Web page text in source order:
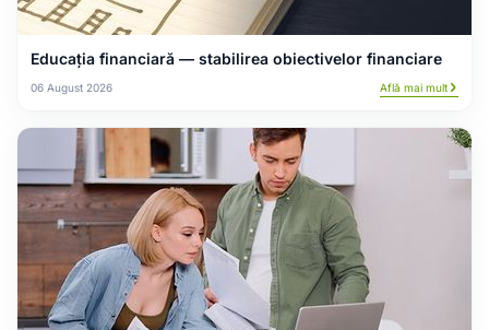
Educația financiară — stabilirea obiectivelor financiare
06 August 2026 Află mai mult